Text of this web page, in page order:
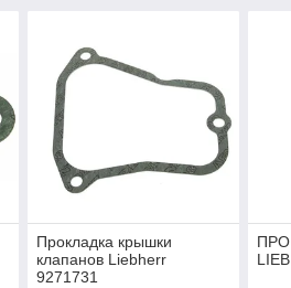
Прокладка крышки
клапанов Liebherr
9271731